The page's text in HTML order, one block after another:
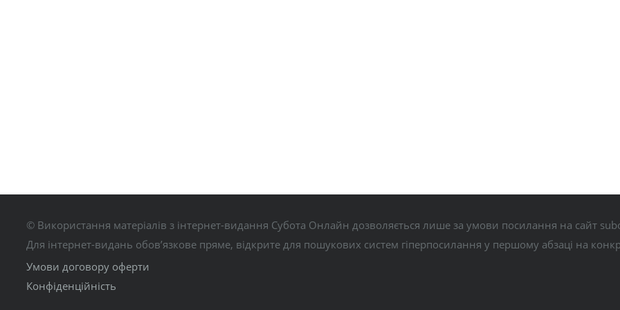
© Використання матеріалів з інтернет-видання Субота Онлайн дозволяється лише за умови посилання на сайт
Для інтернет-видань обов’язкове пряме, відкрите для пошукових систем гіперпосилання у першому абзаці на
Умови договору оферти
Конфіденційність